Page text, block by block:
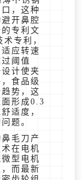
，这种
开鼻腔
专利文
专利，
应转速
阈值
计使夹
食品级
势，这
形成0.3
适度，
题。
毛刀产
在电机
型电机
而最新